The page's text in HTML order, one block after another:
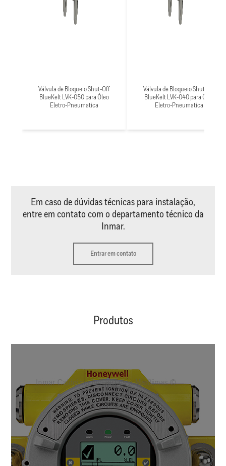
Válvula de Bloqueio Shut-Off
BlueKelt LVK-050 para Óleo
Eletro-Pneumatica
Válvula de Bloqueio Shut-Off
BlueKelt LVK-040 para Óleo
Eletro-Pneumatica
Em caso de dúvidas técnicas para instalação,
entre em contato com o departamento técnico da
Inmar.
Entrar em contato
Produtos